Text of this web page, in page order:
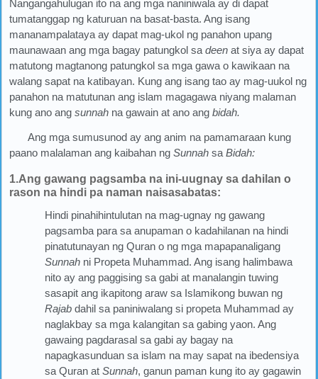
Nangangahulugan ito na ang mga naniniwala ay di dapat
tumatanggap ng katuruan na basat-basta. Ang isang
mananampalataya ay dapat mag-ukol ng panahon upang
maunawaan ang mga bagay patungkol sa deen at siya ay dapat
matutong magtanong patungkol sa mga gawa o kawikaan na
walang sapat na katibayan. Kung ang isang tao ay mag-uukol ng
panahon na matutunan ang islam magagawa niyang malaman
kung ano ang sunnah na gawain at ano ang bidah.
Ang mga sumusunod ay ang anim na pamamaraan kung
paano malalaman ang kaibahan ng Sunnah sa Bidah:
1.Ang gawang pagsamba na ini-uugnay sa dahilan o
rason na hindi pa naman naisasabatas:
Hindi pinahihintulutan na mag-ugnay ng gawang
pagsamba para sa anupaman o kadahilanan na hindi
pinatutunayan ng Quran o ng mga mapapanaligang
Sunnah ni Propeta Muhammad. Ang isang halimbawa
nito ay ang paggising sa gabi at manalangin tuwing
sasapit ang ikapitong araw sa Islamikong buwan ng
Rajab dahil sa paniniwalang si propeta Muhammad ay
naglakbay sa mga kalangitan sa gabing yaon. Ang
gawaing pagdarasal sa gabi ay bagay na
napagkasunduan sa islam na may sapat na ibedensiya
sa Quran atSunnah, ganun paman kung ito ay gagawin